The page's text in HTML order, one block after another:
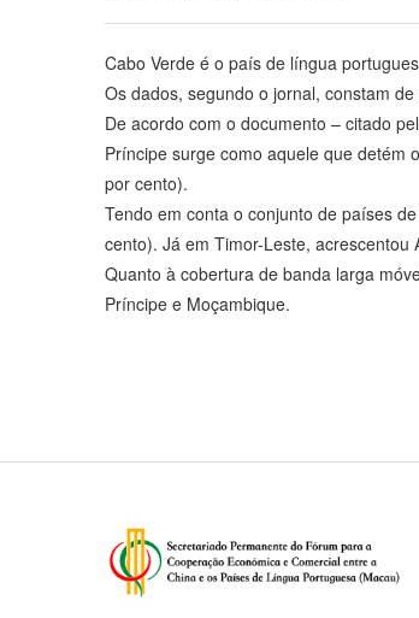
Cabo Verde é o país de língua
Os dados, segundo o jornal, constam
De acordo com o documento – citado
Príncipe surge como aquele que detém
por cento).
Tendo em conta o conjunto de países
cento). Já em Timor-Leste,
Quanto à cobertura de banda larga
Príncipe e Moçambique.